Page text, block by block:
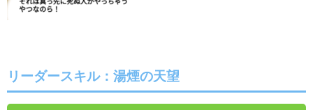
リーダースキル：湯煙の天望